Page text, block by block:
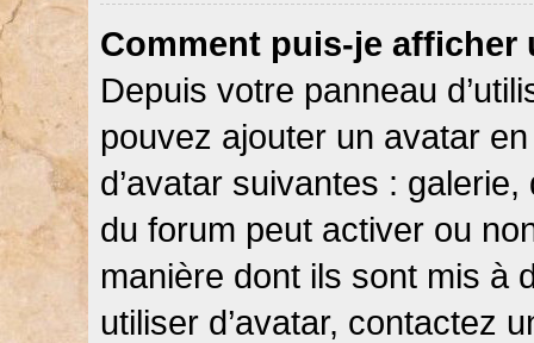
Comment puis-je afficher
Depuis votre panneau
pouvez ajouter un avatar
d’avatar suivantes :
du forum peut activer ou
manière dont ils sont mis à
utiliser d’avatar, contactez